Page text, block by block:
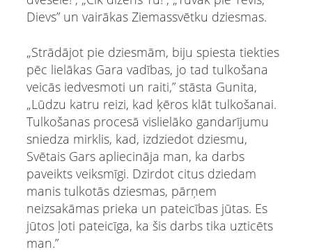
Dievs” un vairākas Ziemassvētku dziesmas.
„Strādājot pie dziesmām, biju spiesta tiekties
pēc lielākas Gara vadības, jo tad tulkošana
veicās iedvesmoti un raiti,” stāsta Gunita,
„Lūdzu katru reizi, kad ķēros klāt tulkošanai.
Tulkošanas procesā vislielāko gandarījumu
sniedza mirklis, kad, izdziedot dziesmu,
Svētais Gars apliecināja man, ka darbs
paveikts veiksmīgi. Dzirdot citus dziedam
manis tulkotās dziesmas, pārņem
neizsakāmas prieka un pateicības jūtas. Es
jūtos ļoti pateicīga, ka šis darbs tika uzticēts
man.”